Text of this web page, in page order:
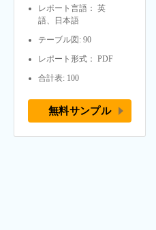
レポート言語： 英
語、日本語
テーブル図: 90
レポート形式： PDF
合計表: 100
無料サンプル